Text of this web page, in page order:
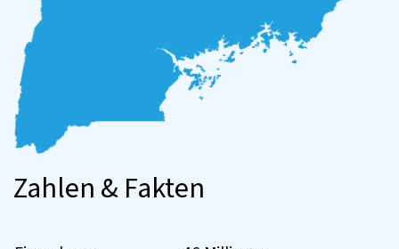
Zahlen & Fakten